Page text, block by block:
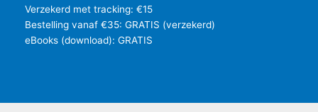
Verzekerd met tracking: €15
Bestelling vanaf €35: GRATIS (verzekerd)
eBooks (download): GRATIS